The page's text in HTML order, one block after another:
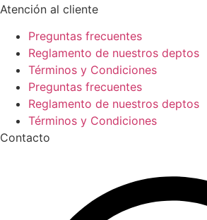
Atención al cliente
Preguntas frecuentes
Reglamento de nuestros deptos
Términos y Condiciones
Preguntas frecuentes
Reglamento de nuestros deptos
Términos y Condiciones
Contacto